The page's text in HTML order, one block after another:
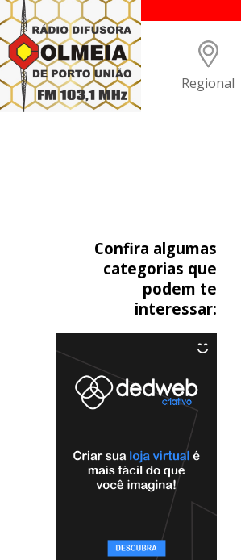
Regional
Confira algumas
categorias que
podem te
interessar: